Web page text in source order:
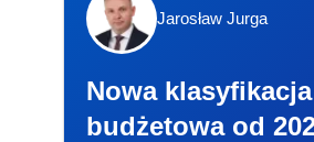
Jarosław Jurga
Nowa klasyfikacja
budżetowa od